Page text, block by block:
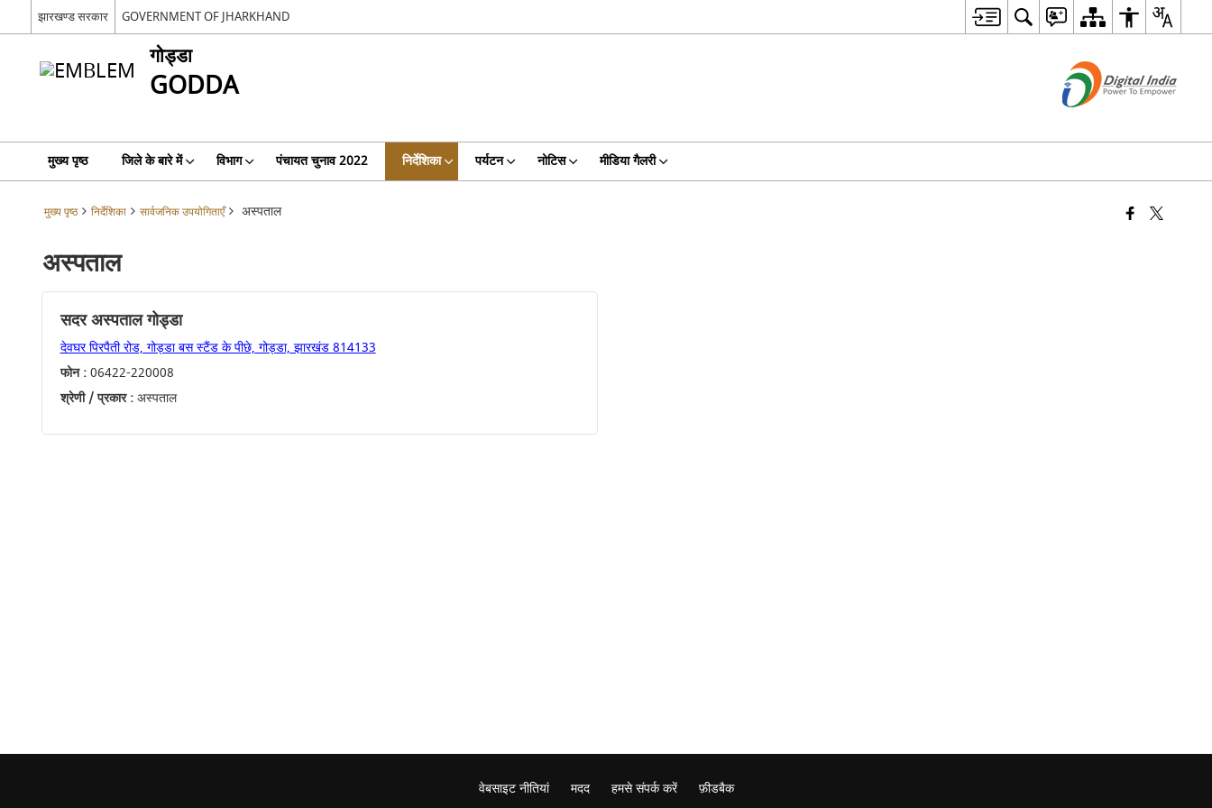
झारखण्ड सरकार GOVERNMENT OF JHARKHAND
गोड्डा
GODDA
मुख्य पृष्ठ जिले के बारे में विभाग पंचायत चुनाव 2022 निर्देशिका पर्यटन नोटिस मीडिया गैलरी
मुख्य पृष्ठ निर्देशिका सार्वजनिक उपयोगिताएँ अस्पताल
अस्पताल
सदर अस्पताल गोड्डा
देवघर पिरपैती रोड, गोड्डा बस स्टैंड के पीछे, गोड्डा, झारखंड 814133
फोन :06422-220008
श्रेणी / प्रकार :अस्पताल
वेबसाइट नीतियां मदद हमसे संपर्क करें फ़ीडबैक